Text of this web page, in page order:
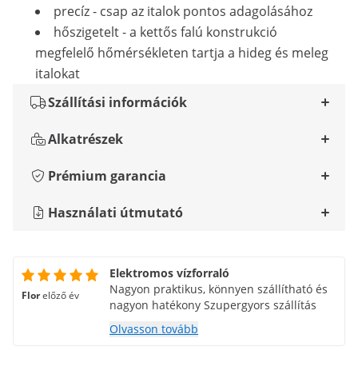
precíz - csap az italok pontos adagolásához
hőszigetelt - a kettős falú konstrukció
megfelelő hőmérsékleten tartja a hideg és meleg
italokat
Szállítási információk
Alkatrészek
Prémium garancia
Használati útmutató
Florelőző év
Elektromos vízforraló
Nagyon praktikus, könnyen szállítható és
nagyon hatékony Szupergyors szállítás
Olvasson tovább